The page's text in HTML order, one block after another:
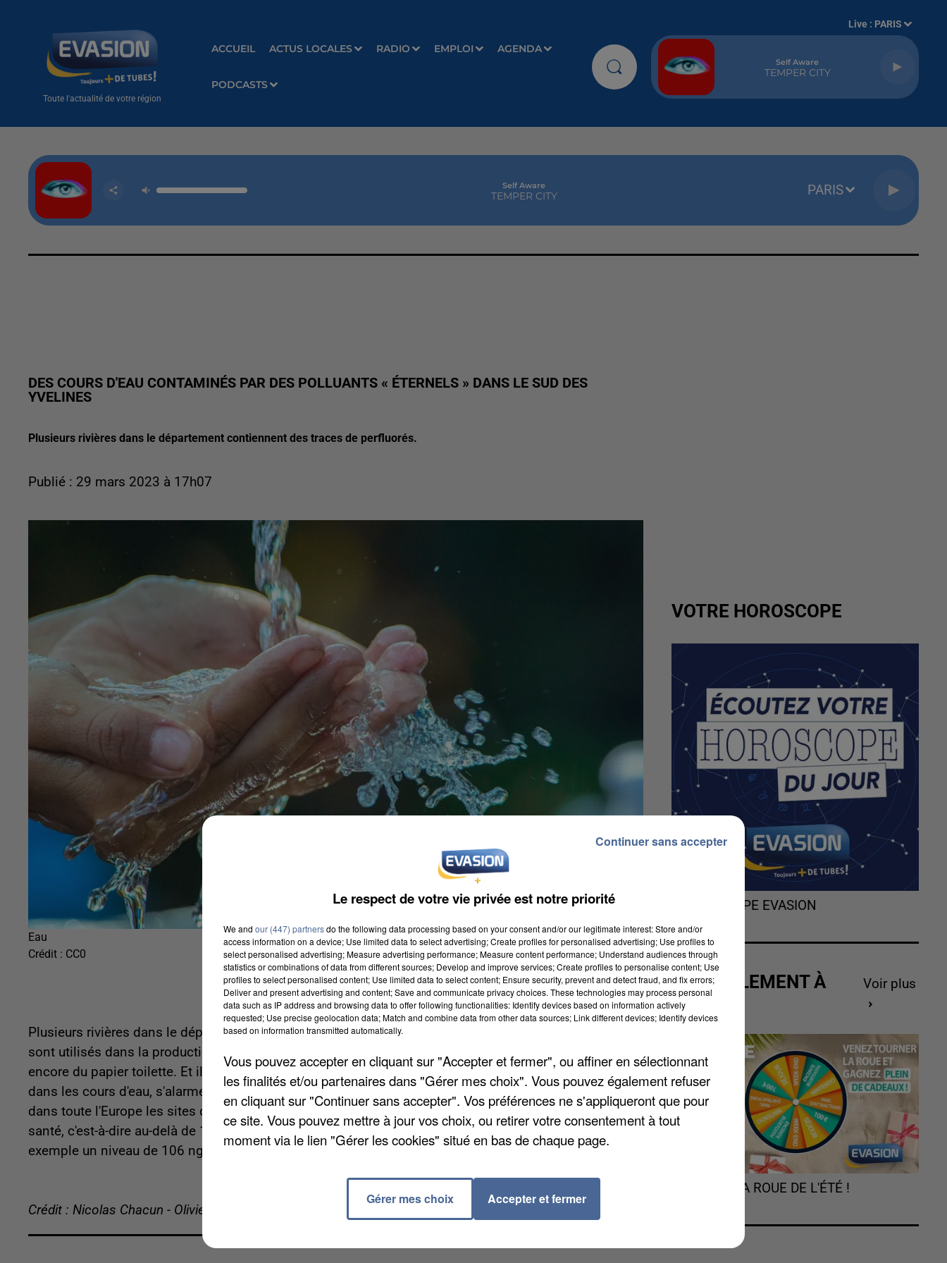
Toute l'actualité de votre région
ACCUEIL ACTUS LOCALES RADIO EMPLOI AGENDA
PODCASTS
Live : PARIS
Self Aware
TEMPER CITY
Self Aware
TEMPER CITY PARIS
DES COURS D'EAU CONTAMINÉS PAR DES POLLUANTS « ÉTERNELS » DANS LE SUD DES
YVELINES
Plusieurs rivières dans le département contiennent des traces de perfluorés.
Publié : 29 mars 2023 à 17h07
Eau
Crédit : CC0
Plusieurs rivières dans le département contiennent des traces de perfluorés. Ces produits chimiques
sont utilisés dans la production de milliers d'objets comme des meubles, des ustensiles de cuisine ou
encore du papier toilette. Et ils ne se décomposent pratiquement pas, y compris lorsqu'ils sont rejetés
dans les cours d'eau, s'alarme Forever Pollution Project, cité parLe Monde. Cet organisme a recensé
dans toute l'Europe les sites qui présentaient une concentration de perfluorés dangereuse pour la
santé, c'est-à-dire au-delà de 100 nanogrammes (ng) par litre. L'Yvette, à Chevreuse, affiche par
exemple un niveau de 106 ng et 86 ng à Saint-Rémy-lès-Chevreuse.
Crédit : Nicolas Chacun - Olivier Doyen
VOTRE HOROSCOPE
L'HOROSCOPE EVASION
ACTUELLEMENT À
GAGNER
Voir plus
TOURNEZ LA ROUE DE L'ÉTÉ !
Le respect de votre vie privée est notre priorité
We and our (447) partnersdo the following data processing based on your consent and/or our legitimate interest: Store and/or
access information on a device; Use limited data to select advertising; Create profiles for personalised advertising; Use profiles to
select personalised advertising; Measure advertising performance; Measure content performance; Understand audiences through
statistics or combinations of data from different sources; Develop and improve services; Create profiles to personalise content; Use
profiles to select personalised content; Use limited data to select content; Ensure security, prevent and detect fraud, and fix errors;
Deliver and present advertising and content; Save and communicate privacy choices. These technologies may process personal
data such as IP address and browsing data to offer following functionalities: Identify devices based on information actively
requested; Use precise geolocation data; Match and combine data from other data sources; Link different devices; Identify devices
based on information transmitted automatically.
Vous pouvez accepter en cliquant sur "Accepter et fermer", ou affiner en sélectionnant
les finalités et/ou partenaires dans "Gérer mes choix". Vous pouvez également refuser
en cliquant sur "Continuer sans accepter". Vos préférences ne s'appliqueront que pour
ce site. Vous pouvez mettre à jour vos choix, ou retirer votre consentement à tout
moment via le lien "Gérer les cookies" situé en bas de chaque page.
Gérer mes choix Accepter et fermer
Continuer sans accepter